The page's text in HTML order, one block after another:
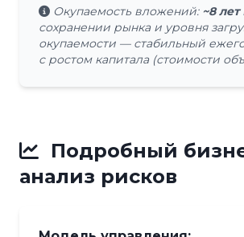
Окупаемость вложений: ~8 лет
сохранении рынка и уровня
окупаемости — стабильный
с ростом капитала (стоимости
Подробный
анализ рисков